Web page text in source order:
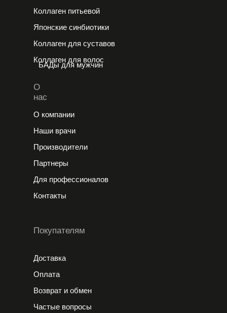
О
нас
Покупателям
О компании
Доставка
Наши врачи
Оплата
Производители
Возврат и обмен
Коллаген питьевой
Партнеры
Для профессионалов
Контакты
Частые вопросы
Японские cинбиотики
Коллаген для суставов
Коллаген для волос
БАДы для мужчин